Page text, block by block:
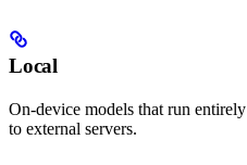
Local
On-device models that run
to external servers.